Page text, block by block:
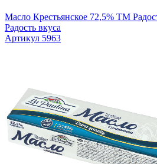
Масло Крестьянское 72,5% TM
Радость вкуса
Артикул 5963